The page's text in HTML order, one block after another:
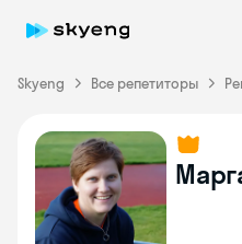
Skyeng Все репетиторы
Skyeng Chat
online